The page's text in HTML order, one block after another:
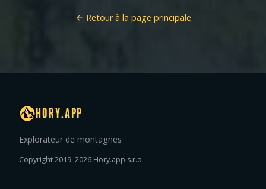
Retour à la page principale
HORY.APP
Explorateur de montagnes
Copyright 2019–2026 Hory.app s.r.o.